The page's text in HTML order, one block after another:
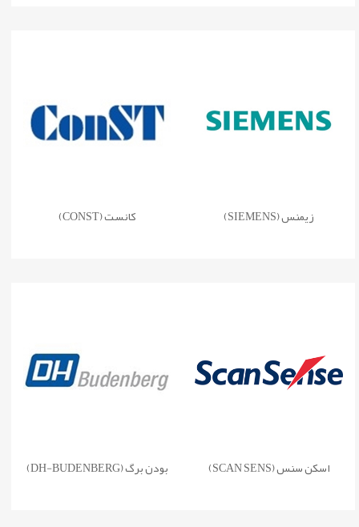
زیمنس (SIEMENS) کانست (CONST)
اسکن سنس (SCAN SENS) بودن برگ (DH-BUDENBERG)